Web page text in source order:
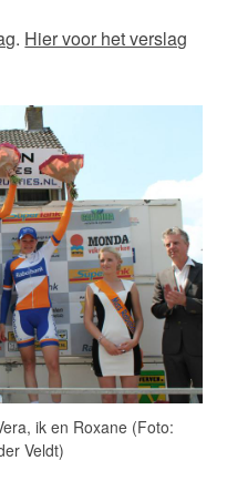
. Hier voor het verslag
ik en Roxane (Foto:
Veldt)